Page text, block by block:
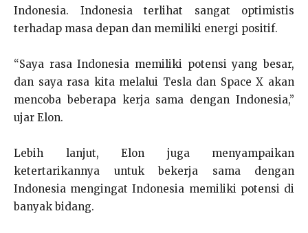
Indonesia. Indonesia terlihat sangat optimistis
terhadap masa depan dan memiliki energi positif.
“Saya rasa Indonesia memiliki potensi yang besar,
dan saya rasa kita melalui Tesla dan Space X akan
mencoba beberapa kerja sama dengan Indonesia,”
ujar Elon.
Lebih lanjut, Elon juga menyampaikan
ketertarikannya untuk bekerja sama dengan
Indonesia mengingat Indonesia memiliki potensi di
banyak bidang.